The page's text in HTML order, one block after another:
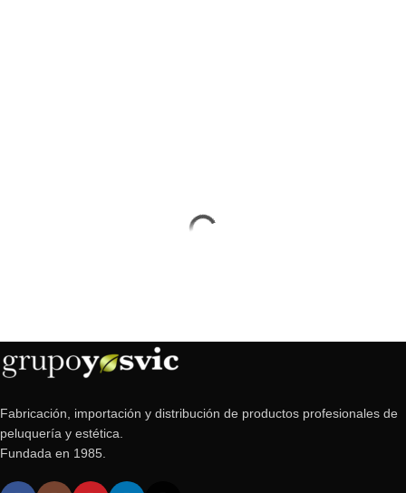
Fabricación, importación y distribución de productos profesionales de
peluquería y estética.
Fundada en 1985.